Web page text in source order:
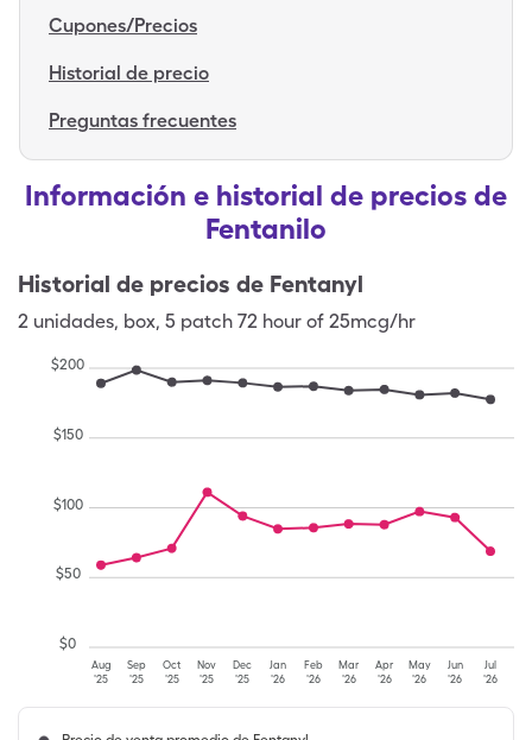
Cupones/Precios
Historial de precio
Preguntas frecuentes
Información e historial de precios de
Fentanilo
Historial de precios de Fentanyl
2 unidades, box, 5 patch 72 hour of 25mcg/hr
Aug
'25
Sep
'25
Oct
'25
Nov
'25
Dec
'25
Jan
'26
Feb
'26
Mar
'26
Apr
'26
May
'26
Jun
'26
Jul
'26
$0
$50
$100
$150
$200